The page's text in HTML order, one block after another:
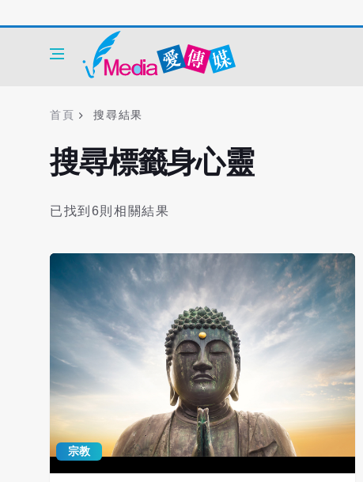
首頁 搜尋結果
搜尋標籤身心靈
已找到6則相關結果
宗教